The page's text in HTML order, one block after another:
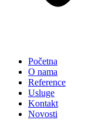
Početna
O nama
Reference
Usluge
Kontakt
Novosti